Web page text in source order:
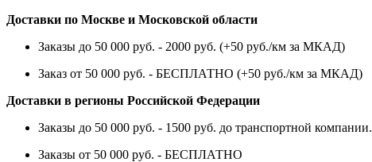
Доставки по Москве и Московской области
Заказы до 50 000 руб. - 2000 руб. (+50 руб./км за МКАД)
Заказ от 50 000 руб. - БЕСПЛАТНО (+50 руб./км за МКАД)
Доставки в регионы Российской Федерации
Заказы до 50 000 руб. - 1500 руб. до транспортной компании.
Заказы от 50 000 руб. - БЕСПЛАТНО